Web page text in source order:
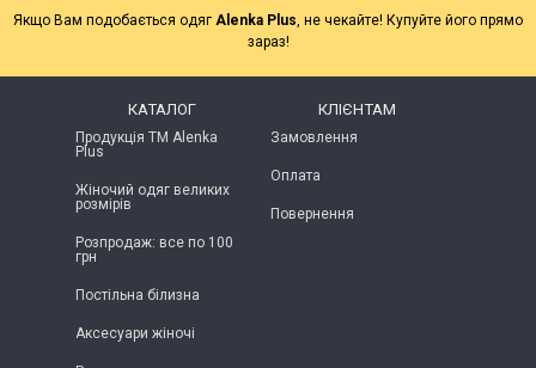
Якщо Вам подобається одяг Alenka Plus , не чекайте! Купуйте його прямо
зараз!
КАТАЛОГ
Продукція ТМ Alenka
Plus
Жіночий одяг великих
розмірів
Розпродаж: все по 100
грн
Постільна білизна
Аксесуари жіночі
КЛІЄНТАМ
Замовлення
Оплата
Повернення